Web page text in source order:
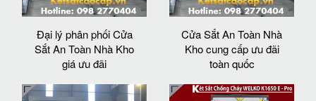
Đại lý phân phối Cửa
Sắt An Toàn Nhà Kho
giá ưu đãi
Cửa Sắt An Toàn Nhà
Kho cung cấp ưu đãi
toàn quốc